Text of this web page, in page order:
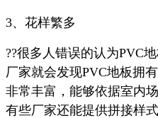
3、花样繁多
??很多人错误的认为PVC
厂家就会发现PVC地板拥
非常丰富，能够依据室内
有些厂家还能提供拼接样